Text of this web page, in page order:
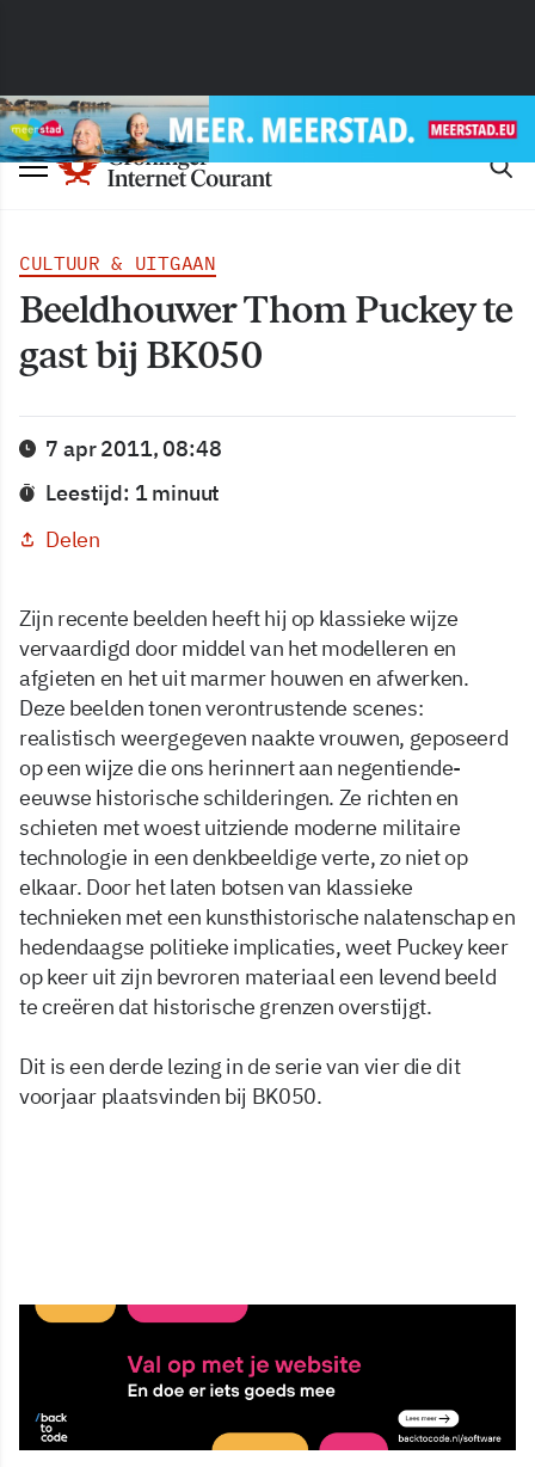
CULTUUR & UITGAAN
Beeldhouwer Thom Puckey te
gast bij BK050
7 apr 2011, 08:48
Leestijd: 1 minuut
Delen
Zijn recente beelden heeft hij op klassieke wijze
vervaardigd door middel van het modelleren en
afgieten en het uit marmer houwen en afwerken.
Deze beelden tonen verontrustende scenes:
realistisch weergegeven naakte vrouwen, geposeerd
op een wijze die ons herinnert aan negentiende-
eeuwse historische schilderingen. Ze richten en
schieten met woest uitziende moderne militaire
technologie in een denkbeeldige verte, zo niet op
elkaar. Door het laten botsen van klassieke
technieken met een kunsthistorische nalatenschap en
hedendaagse politieke implicaties, weet Puckey keer
op keer uit zijn bevroren materiaal een levend beeld
te creëren dat historische grenzen overstijgt.
Dit is een derde lezing in de serie van vier die dit
voorjaar plaatsvinden bij BK050.
7 apr 2011, 08:48
Delen